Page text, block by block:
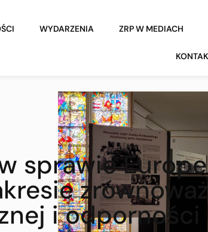
WYDARZENIA ZRP W MEDIACH
sprawie
i odporności